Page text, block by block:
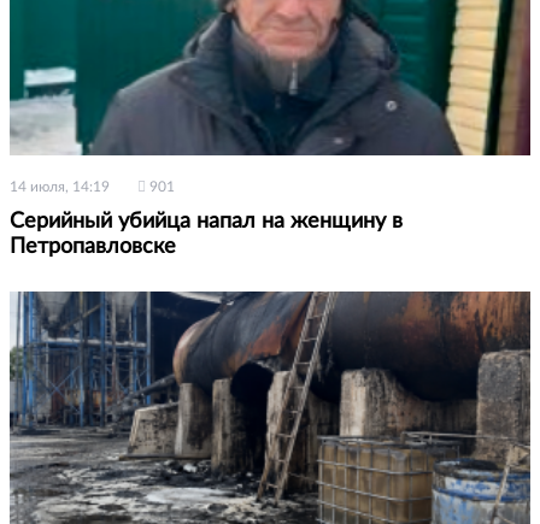
14 июля, 14:19 901
Серийный убийца напал на женщину в
Петропавловске